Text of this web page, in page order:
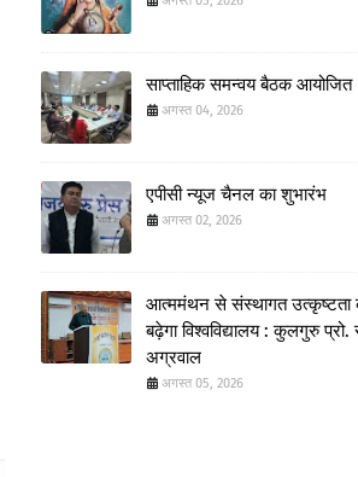
साप्ताहिक समन्वय बैठक आयोजित
अगस्त 04, 2026
एपीसी न्यूज चैनल का शुभारंभ
अगस्त 02, 2026
आत्ममंथन से संस्थागत उत्कृष्टता
बढ़ेगा विश्वविद्यालय : कुलगुरु
अग्रवाल
अगस्त 05, 2026